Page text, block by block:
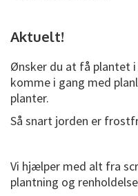
Aktuelt!
Ønsker du at få plantet
komme i gang med
planter.
Så snart jorden er
Vi hjælper med alt fra
plantning og